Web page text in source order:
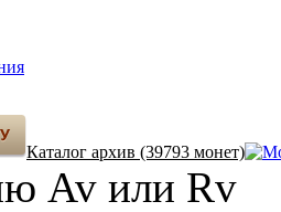
Каталог архив (39793 монет)
Av или Rv